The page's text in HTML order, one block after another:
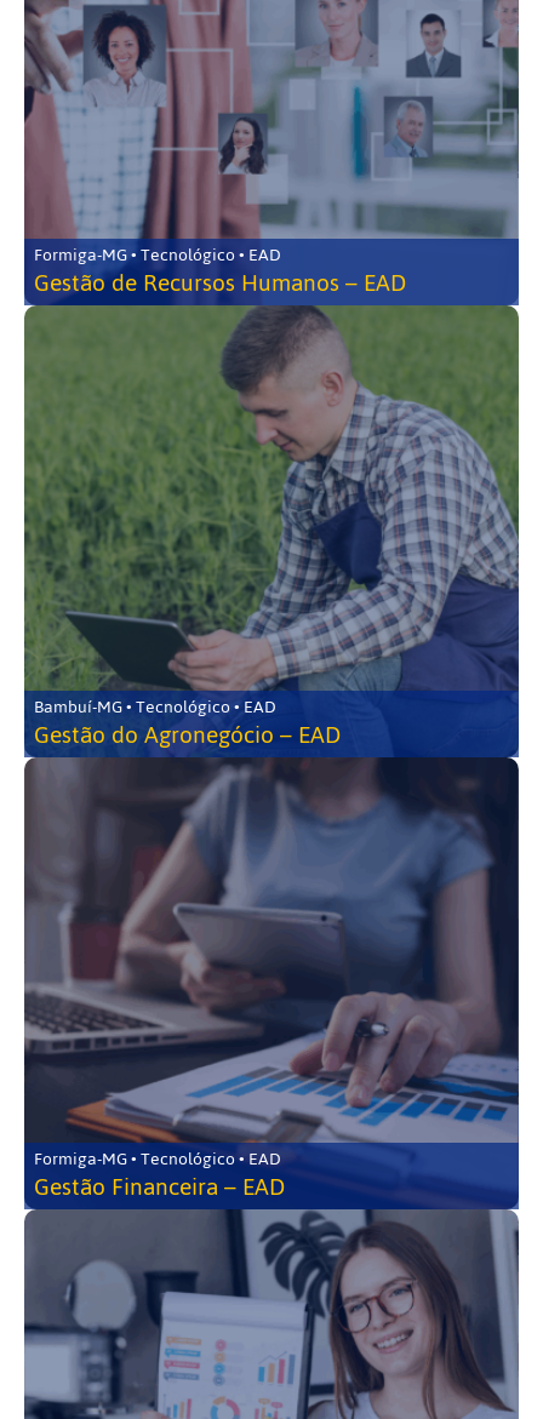
Formiga-MG • Tecnológico • EAD
Gestão de Recursos Humanos – EAD
Bambuí-MG • Tecnológico • EAD
Gestão do Agronegócio – EAD
Formiga-MG • Tecnológico • EAD
Gestão Financeira – EAD